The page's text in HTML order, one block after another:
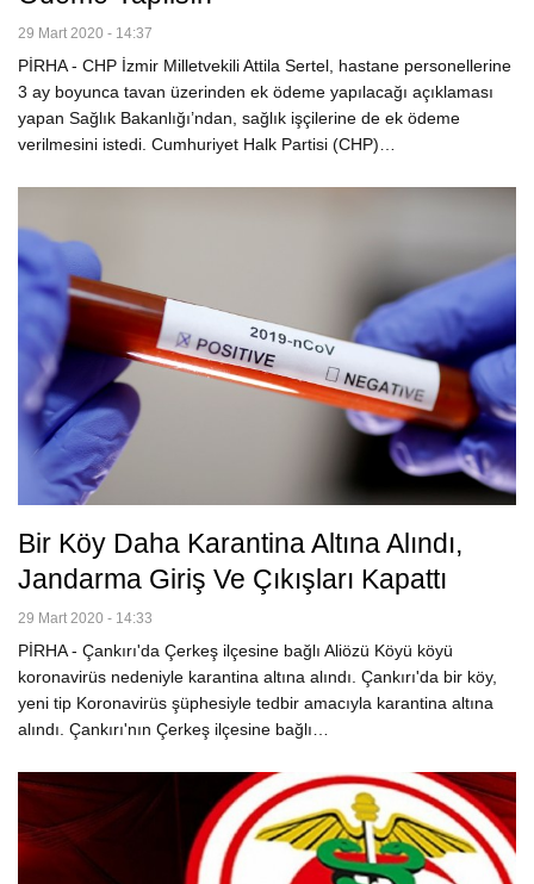
29 Mart 2020 - 14:37
PİRHA - CHP İzmir Milletvekili Attila Sertel, hastane personellerine
3 ay boyunca tavan üzerinden ek ödeme yapılacağı açıklaması
yapan Sağlık Bakanlığı’ndan, sağlık işçilerine de ek ödeme
verilmesini istedi. Cumhuriyet Halk Partisi (CHP)…
Bir Köy Daha Karantina Altına Alındı,
Jandarma Giriş Ve Çıkışları Kapattı
29 Mart 2020 - 14:33
PİRHA - Çankırı'da Çerkeş ilçesine bağlı Aliözü Köyü köyü
koronavirüs nedeniyle karantina altına alındı. Çankırı'da bir köy,
yeni tip Koronavirüs şüphesiyle tedbir amacıyla karantina altına
alındı. Çankırı'nın Çerkeş ilçesine bağlı…